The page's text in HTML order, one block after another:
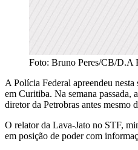
Foto: Bruno Peres/CB/D.A
A Polícia Federal apreendeu
em Curitiba. Na semana
diretor da Petrobras antes mesmo
O relator da Lava-Jato no STF,
em posição de poder com